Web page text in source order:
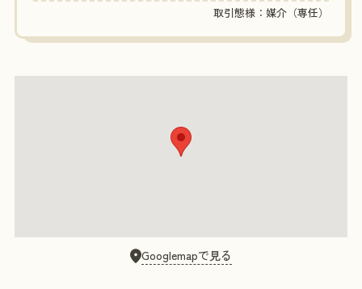
取引態様：媒介（専任）
Googlemapで見る